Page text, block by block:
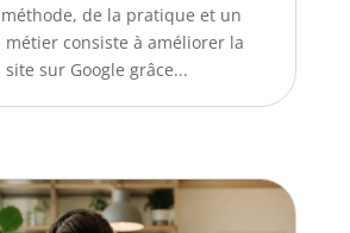
de la pratique et un
métier consiste à améliorer la
sur Google grâce...